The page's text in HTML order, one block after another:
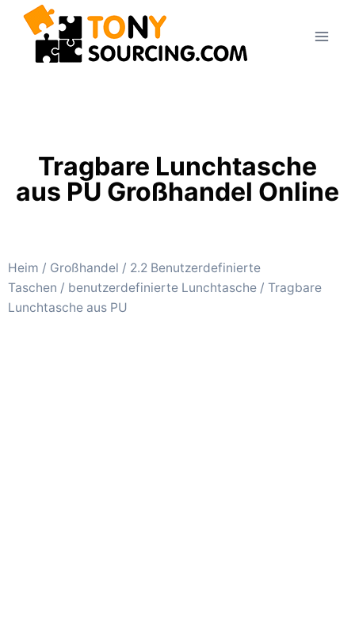
Tragbare Lunchtasche
aus PU Großhandel Online
Heim / Großhandel / 2.2 Benutzerdefinierte
Taschen / benutzerdefinierte Lunchtasche / Tragbare
Lunchtasche aus PU